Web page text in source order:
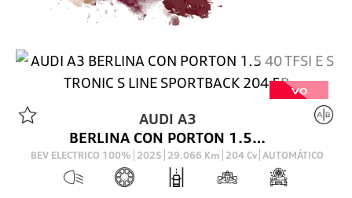
VO
AUDI A3
BERLINA CON PORTON 1.5 40 TFSI E S TRONIC S LINE SPORTBACK 204 5P
BEV ELECTRICO 100% 2025 29.066 Km 204 Cv AUTOMÁTICO